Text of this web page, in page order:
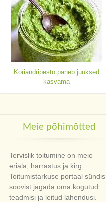
Koriandripesto paneb juuksed
kasvama
Meie põhimõtted
Tervislik toitumine on meie
eriala, harrastus ja kirg.
Toitumistarkuse portaal sündis
soovist jagada oma kogutud
teadmisi ja leitud lahendusi.